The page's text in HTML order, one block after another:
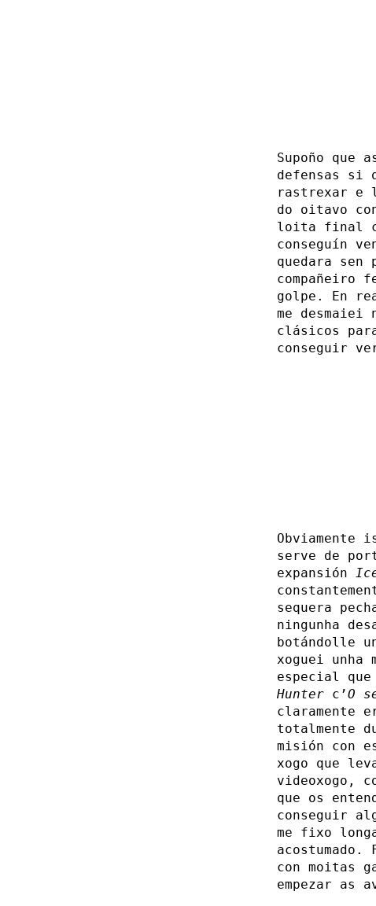
Supoño que
defensas si
rastrexar e
do oitavo
loita final
conseguín
quedara
compañeiro
golpe. En
me
clásicos
conseguir
Obviamente
serve de
expansión
sequera
ningunha
botándolle
xoguei unha
especial
Hunter c’O
claramente
totalmente
misión con
xogo que
videoxogo,
que os
conseguir
me fixo
con moitas
empezar as